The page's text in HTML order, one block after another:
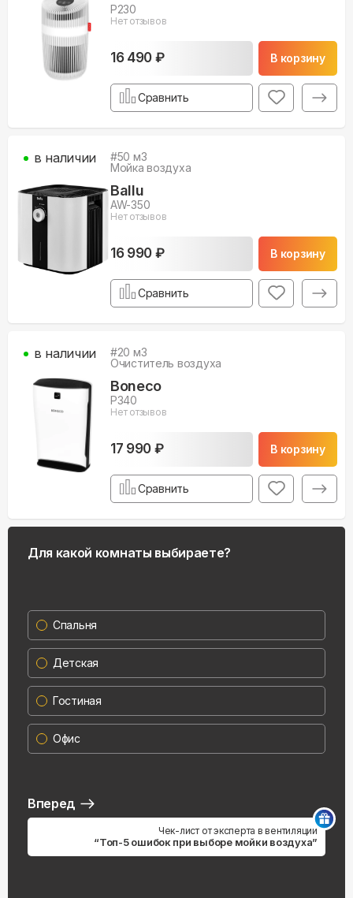
P230
Нет отзывов
16 490 ₽ В корзину
Сравнить
#50 м3
Мойка воздуха
Ballu
AW-350
Нет отзывов
16 990 ₽ В корзину
в наличии
Сравнить
#20 м3
Очиститель воздуха
Boneco
P340
Нет отзывов
17 990 ₽ В корзину
в наличии
Сравнить
Для какой комнаты выбираете?
Спальня
Детская
Гостиная
Офис
Вперед
Чек-лист от эксперта в вентиляции
“Топ-5 ошибок при выборе мойки воздуха”